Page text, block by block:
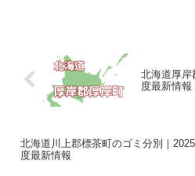
北海道厚岸
度最新情報
北海道川上郡標茶町のゴミ分別｜
度最新情報